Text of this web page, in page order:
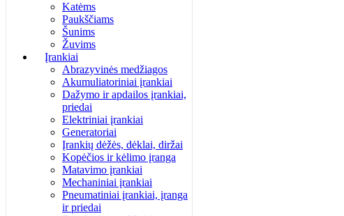
Katėms
Paukščiams
Šunims
Žuvims
Įrankiai
Abrazyvinės medžiagos
Akumuliatoriniai įrankiai
Dažymo ir apdailos įrankiai,
priedai
Elektriniai įrankiai
Generatoriai
Įrankių dėžės, dėklai, diržai
Kopėčios ir kėlimo įranga
Matavimo įrankiai
Mechaniniai įrankiai
Pneumatiniai įrankiai, įranga
ir priedai